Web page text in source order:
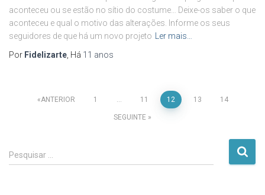
aconteceu ou se estão no sítio do costume… Deixe-os saber o que
aconteceu e qual o motivo das alterações. Informe os seus
seguidores de que há um novo projeto
Ler mais…
Por Fidelizarte , Há 11 anos
Paginação
conteúdos
ANTERIOR 1 … 11 12 13 14
SEGUINTE
P
e
Pesquisar …